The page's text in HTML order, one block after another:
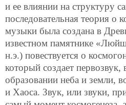
и ее влиянии на структуру
последовательная теория о
музыки была создана в
известном памятнике
н.э.) повествуется о
который создает
образовании неба и земли,
и Хаоса. Звук, или звуки,